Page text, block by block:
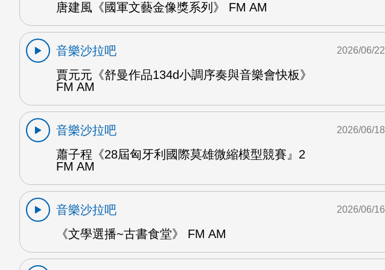
唐建風《國軍文藝金像獎系列》 FM AM
音樂沙拉吧
賈元元《舒曼作品134d小調序奏與音樂會快板》
FM AM
2026/06/22
音樂沙拉吧
蕭子程《28屆匈牙利國際莫雄微縮模型競賽』2
FM AM
2026/06/18
音樂沙拉吧
《文學選播~古書食堂》 FM AM
2026/06/16